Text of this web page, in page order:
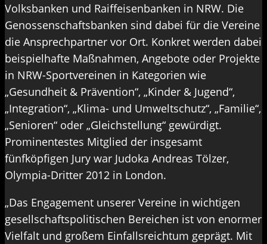
Volksbanken und Raiffeisenbanken in NRW. Die
Genossenschaftsbanken sind dabei für die Vereine
die Ansprechpartner vor Ort. Konkret werden dabei
beispielhafte Maßnahmen, Angebote oder Projekte
in NRW-Sportvereinen in Kategorien wie
„Gesundheit & Prävention“, „Kinder & Jugend“,
„Integration“, „Klima- und Umweltschutz“, „Familie“,
„Senioren“ oder „Gleichstellung“ gewürdigt.
Prominentestes Mitglied der insgesamt
fünfköpfigen Jury war Judoka Andreas Tölzer,
Olympia-Dritter 2012 in London.
„Das Engagement unserer Vereine in wichtigen
gesellschaftspolitischen Bereichen ist von enormer
Vielfalt und großem Einfallsreichtum geprägt. Mit